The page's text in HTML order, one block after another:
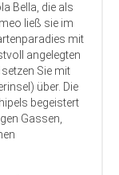
Bella, die als
ließ sie im
mit
angelegten
Sie mit
über. Die
begeistert
Gassen,